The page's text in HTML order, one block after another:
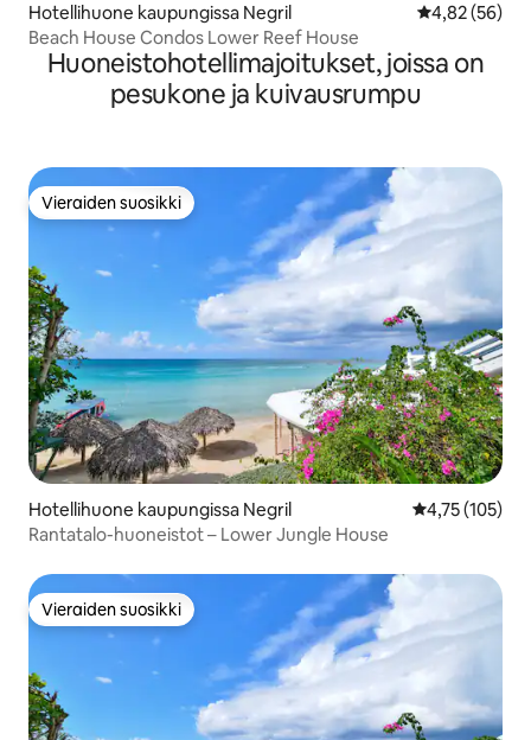
Hotellihuone kaupungissa Negril
4,82 (56)
Beach House Condos Lower Reef House
Huoneistohotellimajoitukset, joissa on
pesukone ja kuivausrumpu
Vieraiden suosikki
Vieraiden suosikki
Hotellihuone kaupungissa Negril
4,75 (105)
Rantatalo-huoneistot – Lower Jungle House
Vieraiden suosikki
Vieraiden suosikki